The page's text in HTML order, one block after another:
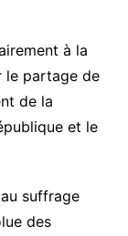
à la
le partage de
de la
et le
suffrage
des